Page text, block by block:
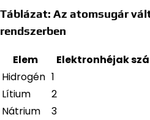
Táblázat: Az atomsugár
rendszerben
Elem Elektronhéjak
Hidrogén 1
Lítium
2
Nátrium
3